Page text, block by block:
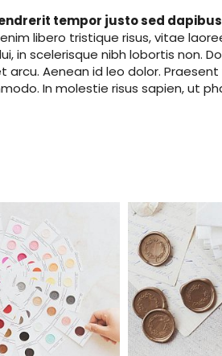
tempor justo sed dapibus
libero tristique risus, vitae
in scelerisque nibh lobortis non.
Aenean id leo dolor.
In molestie risus sapien, ut